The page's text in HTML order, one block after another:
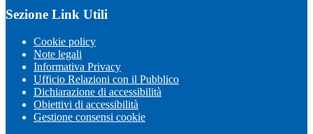
Sezione Link Utili
Cookie policy
Note legali
Informativa Privacy
Ufficio Relazioni con il Pubblico
Dichiarazione di accessibilità
Obiettivi di accessibilità
Gestione consensi cookie